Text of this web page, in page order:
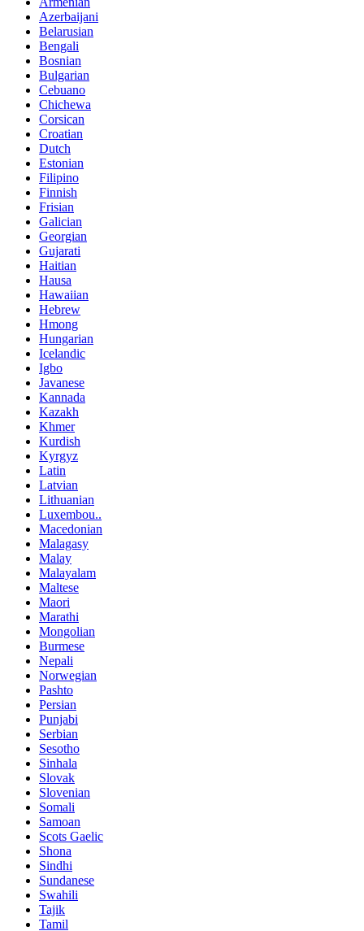
Azerbaijani
Belarusian
Bengali
Bosnian
Bulgarian
Cebuano
Chichewa
Corsican
Croatian
Dutch
Estonian
Filipino
Finnish
Frisian
Galician
Georgian
Gujarati
Haitian
Hausa
Hawaiian
Hebrew
Hmong
Hungarian
Icelandic
Igbo
Javanese
Kannada
Kazakh
Khmer
Kurdish
Kyrgyz
Latin
Latvian
Lithuanian
Luxembou..
Macedonian
Malagasy
Malay
Malayalam
Maltese
Maori
Marathi
Mongolian
Burmese
Nepali
Norwegian
Pashto
Persian
Punjabi
Serbian
Sesotho
Sinhala
Slovak
Slovenian
Somali
Samoan
Scots Gaelic
Shona
Sindhi
Sundanese
Swahili
Tajik
Tamil